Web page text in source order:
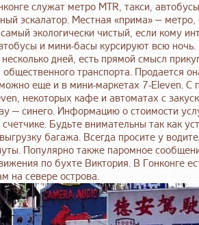
служат метро MTR, такси,
эскалатор. Местная «прима» —
экологически чистый, если кому
и мини-басы курсируют всю
дней, есть прямой смысл
транспорта. Продается
еще и в мини-маркетах 7-Eleven.
некоторых кафе и автоматах с
— синего. Информацию о стоимости
Будьте внимательны так как
багажа. Всегда просите у
Популярно также паромное
по бухте Виктория. В Гонконге
на севере острова.